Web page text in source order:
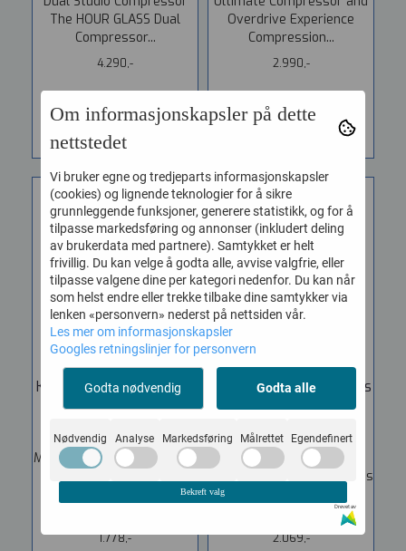
The HOUR GLASS Dual
Compressor...
4.290,-
KJØP
Overdrive Experience
Compression...
2.990,-
KJØP
Keeley Compressor Mini
pedal
Vare nr. KE-COMPMIN
Mini Compressor, Sustainer
Electronics Compressor
1.778,-
Keeley Compressor Plus
pedal
Vare nr. KE-COMPPL
Keeley Electronics
Compressor Plus Gorgeous
Sustain - Perfect Boost
2.069,-
Om informasjonskapsler på dette
nettstedet
Vi bruker egne og tredjeparts informasjonskapsler
(cookies) og lignende teknologier for å sikre
grunnleggende funksjoner, generere statistikk, og for å
tilpasse markedsføring og annonser (inkludert deling
av brukerdata med partnere). Samtykket er helt
frivillig. Du kan velge å godta alle, avvise valgfrie, eller
tilpasse valgene dine per kategori nedenfor. Du kan når
som helst endre eller trekke tilbake dine samtykker via
lenken «personvern» nederst på nettsiden vår.
Les mer om informasjonskapsler
Googles retningslinjer for personvern
Godta nødvendig Godta alle
Nødvendig Analyse Markedsføring Målrettet Egendefinert
Bekreft valg
Drevet av